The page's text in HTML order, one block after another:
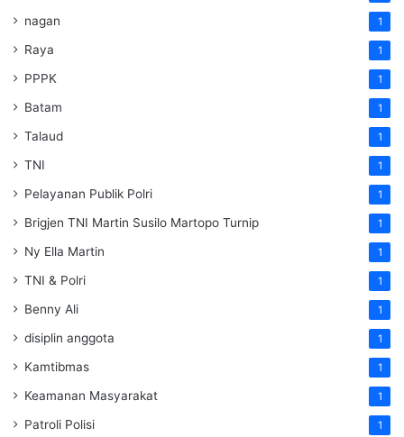
nagan 1
Raya 1
PPPK 1
Batam 1
Talaud 1
TNI 1
Pelayanan Publik Polri 1
Brigjen TNI Martin Susilo Martopo Turnip 1
Ny Ella Martin 1
TNI & Polri 1
Benny Ali 1
disiplin anggota 1
Kamtibmas 1
Keamanan Masyarakat 1
Patroli Polisi 1